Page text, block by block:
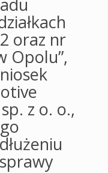
oraz nr
Opolu”,
z o. o.,